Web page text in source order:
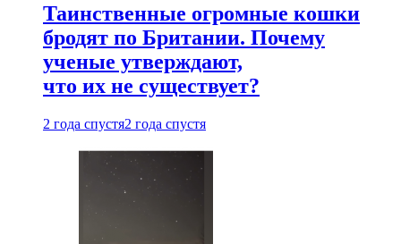
Таинственные огромные кошки
бродят по Британии. Почему
ученые утверждают,
что их не существует?
2 года спустя2 года спустя